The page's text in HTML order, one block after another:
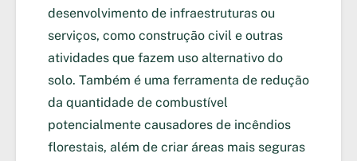
desenvolvimento de infraestruturas ou
serviços, como construção civil e outras
atividades que fazem uso alternativo do
solo. Também é uma ferramenta de redução
da quantidade de combustível
potencialmente causadores de incêndios
florestais, além de criar áreas mais seguras